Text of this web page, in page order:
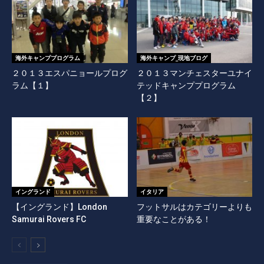
海外キャンププログラム
２０１３エスパニョールプログ
ラム【１】
海外キャンプ_現地ブログ
２０１３マンチェスターユナイ
テッドキャンププログラム
【２】
イングランド
【イングランド】London
Samurai Rovers FC
イタリア
フットサルはカテゴリーよりも
重要なことがある！